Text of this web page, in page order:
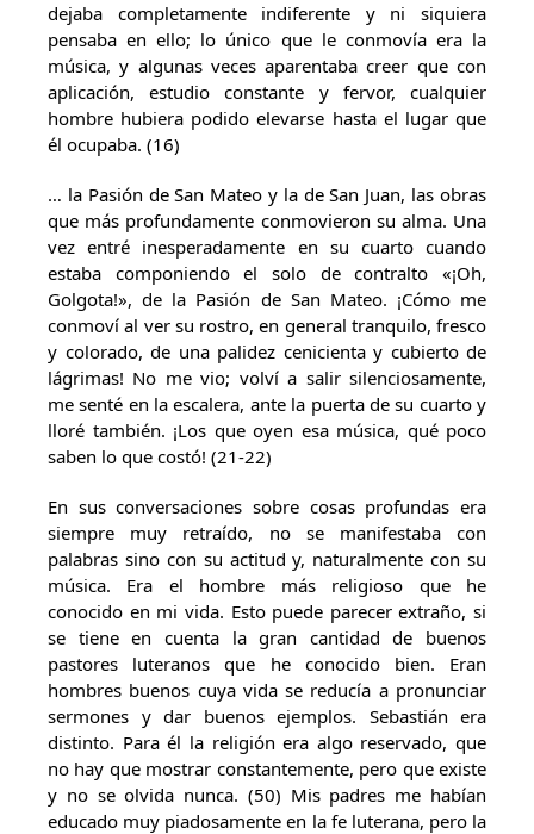
dejaba completamente indiferente y ni siquiera
pensaba en ello; lo único que le conmovía era la
música, y algunas veces aparentaba creer que con
aplicación, estudio constante y fervor, cualquier
hombre hubiera podido elevarse hasta el lugar que
él ocupaba. (16)
… la Pasión de San Mateo y la de San Juan, las obras
que más profundamente conmovieron su alma. Una
vez entré inesperadamente en su cuarto cuando
estaba componiendo el solo de contralto «¡Oh,
Golgota!», de la Pasión de San Mateo. ¡Cómo me
conmoví al ver su rostro, en general tranquilo, fresco
y colorado, de una palidez cenicienta y cubierto de
lágrimas! No me vio; volví a salir silenciosamente,
me senté en la escalera, ante la puerta de su cuarto y
lloré también. ¡Los que oyen esa música, qué poco
saben lo que costó! (21-22)
En sus conversaciones sobre cosas profundas era
siempre muy retraído, no se manifestaba con
palabras sino con su actitud y, naturalmente con su
música. Era el hombre más religioso que he
conocido en mi vida. Esto puede parecer extraño, si
se tiene en cuenta la gran cantidad de buenos
pastores luteranos que he conocido bien. Eran
hombres buenos cuya vida se reducía a pronunciar
sermones y dar buenos ejemplos. Sebastián era
distinto. Para él la religión era algo reservado, que
no hay que mostrar constantemente, pero que existe
y no se olvida nunca. (50) Mis padres me habían
educado muy piadosamente en la fe luterana, pero la